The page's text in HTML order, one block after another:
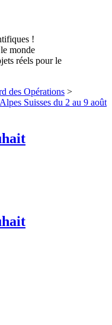
!
monde
réels pour le
des Opérations >
Suisses du 2 au 9 août